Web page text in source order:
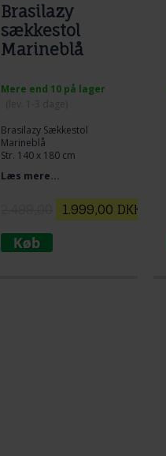
Brasilazy
sækkestol
Marineblå
Mere end 10 på lager
Brasilazy Sækkestol
Marineblå
Str. 140 x 180 cm
introduktionstilbudet
- det er et enestående
tilbud netop nu!
Læs mere...
1.999,00 DKK